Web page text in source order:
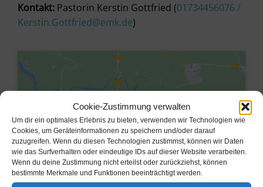
Cookie-Zustimmung verwalten
Um dir ein optimales Erlebnis zu bieten, verwenden wir Technologien wie
Cookies, um Geräteinformationen zu speichern und/oder darauf
zuzugreifen. Wenn du diesen Technologien zustimmst, können wir Daten
wie das Surfverhalten oder eindeutige IDs auf dieser Website verarbeiten.
Wenn du deine Zustimmung nicht erteilst oder zurückziehst, können
bestimmte Merkmale und Funktionen beeinträchtigt werden.
Kontakt: Pastorin Kerstin Gottfried (01734456076 /
Kerstin.Gottfried@emk.de)